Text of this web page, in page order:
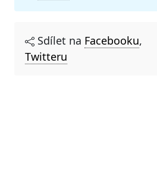
Sdílet na Facebooku,
Twitteru